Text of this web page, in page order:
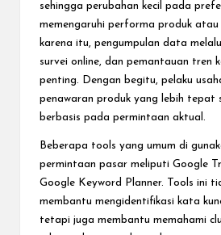
sehingga perubahan kecil pada
memengaruhi performa produk atau
karena itu, pengumpulan data
survei online, dan pemantauan tren
penting. Dengan begitu, pelaku
penawaran produk yang lebih tepat
berbasis pada permintaan aktual.
Beberapa tools yang umum di
permintaan pasar meliputi Google
Google Keyword Planner. Tools ini
membantu mengidentifikasi kata
tetapi juga membantu memahami